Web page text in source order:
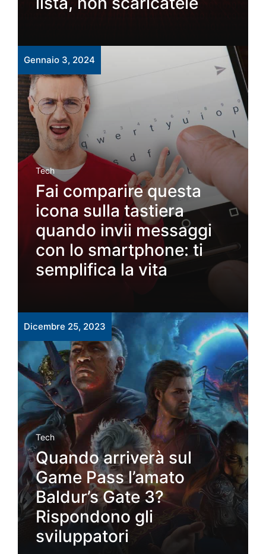
Gennaio 3, 2024
Tech
Fai comparire questa
icona sulla tastiera
quando invii messaggi
con lo smartphone: ti
semplifica la vita
Dicembre 25, 2023
Tech
Quando arriverà sul
Game Pass l’amato
Baldur’s Gate 3?
Rispondono gli
sviluppatori